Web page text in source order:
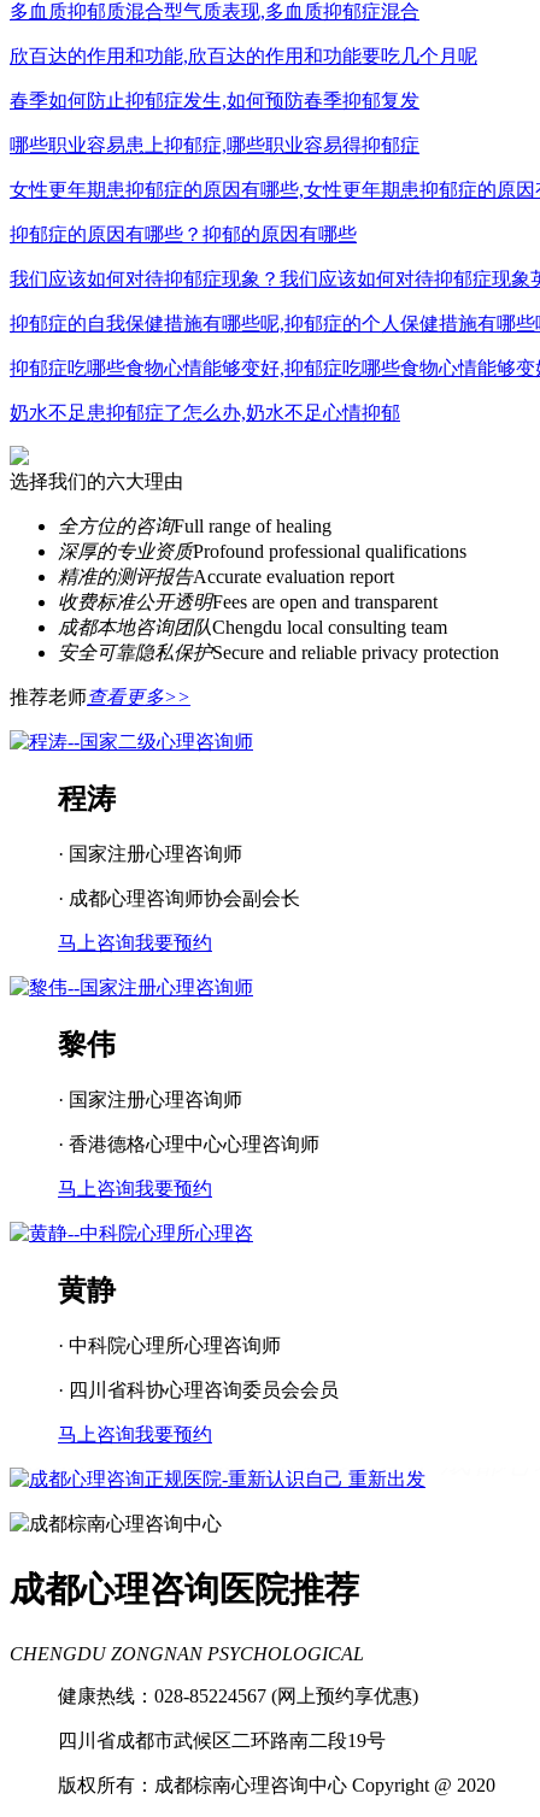
多血质抑郁质混合型气质表现,多血质抑郁症混合
欣百达的作用和功能,欣百达的作用和功能要吃几个月呢
春季如何防止抑郁症发生,如何预防春季抑郁复发
哪些职业容易患上抑郁症,哪些职业容易得抑郁症
女性更年期患抑郁症的原因有哪些,女性更年期患抑郁症的原
抑郁症的原因有哪些？抑郁的原因有哪些
我们应该如何对待抑郁症现象？我们应该如何对待抑郁症现象
抑郁症的自我保健措施有哪些呢,抑郁症的个人保健措施有哪些
抑郁症吃哪些食物心情能够变好,抑郁症吃哪些食物心情能够变
奶水不足患抑郁症了怎么办,奶水不足心情抑郁
选择我们的六大理由
全方位的咨询Full range of healing
深厚的专业资质Profound professional qualifications
精准的测评报告Accurate evaluation report
收费标准公开透明Fees are open and transparent
成都本地咨询团队Chengdu local consulting team
安全可靠隐私保护Secure and reliable privacy protection
推荐老师查看更多>>
程涛
· 国家注册心理咨询师
· 成都心理咨询师协会副会长
马上咨询我要预约
黎伟
· 国家注册心理咨询师
· 香港德格心理中心心理咨询师
马上咨询我要预约
黄静
· 中科院心理所心理咨询师
· 四川省科协心理咨询委员会会员
马上咨询我要预约
成都看心理疾病 成都心理辅导
理咨询医院 成都青少年心理咨询机构
成都心理咨询医院推荐
CHENGDU ZONGNAN PSYCHOLOGICAL
健康热线：028-85224567 (网上预约享优惠)
四川省成都市武候区二环路南二段19号
版权所有：成都棕南心理咨询中心 Copyright @ 2020